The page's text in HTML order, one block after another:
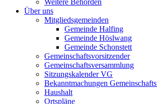
Weitere Behörden
Über uns
Mitgliedsgemeinden
Gemeinde Halfing
Gemeinde Höslwang
Gemeinde Schonstett
Gemeinschaftsvorsitzender
Gemeinschaftsversammlung
Sitzungskalender VG
Bekanntmachungen
Haushalt
Ortspläne